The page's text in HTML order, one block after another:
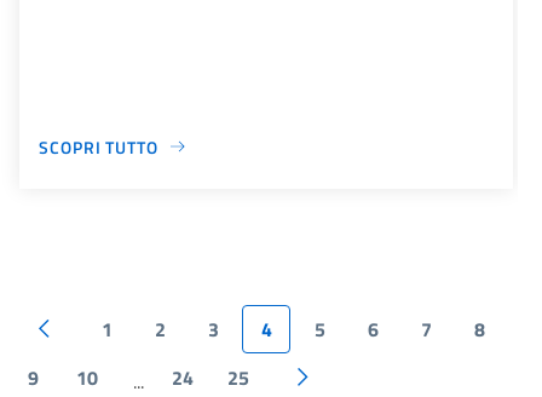
SCOPRI TUTTO
1 2 3 4 5 6 7
8
9
10 ... 24 25